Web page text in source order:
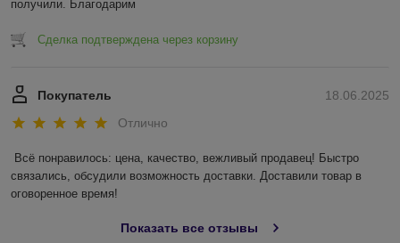
получили. Благодарим
Сделка подтверждена через корзину
18.06.2025
Покупатель
Отлично
Всё понравилось: цена, качество, вежливый продавец! Быстро
связались, обсудили возможность доставки. Доставили товар в
оговоренное время!
Показать все отзывы